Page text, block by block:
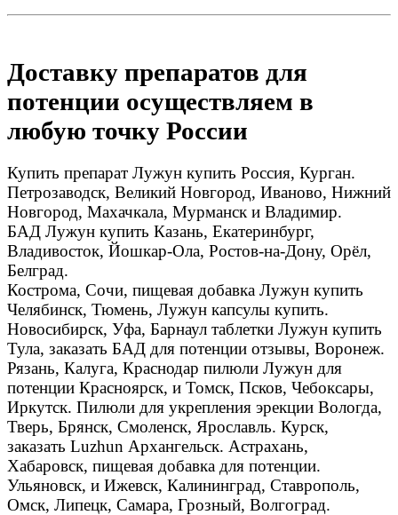
Доставку препаратов для
потенции осуществляем в
любую точку России
Купить препарат Лужун купить Россия, Курган.
Петрозаводск, Великий Новгород, Иваново, Нижний
Новгород, Махачкала, Мурманск и Владимир.
БАД Лужун купить Казань, Екатеринбург,
Владивосток, Йошкар-Ола, Ростов-на-Дону, Орёл,
Белград.
Кострома, Сочи, пищевая добавка Лужун купить
Челябинск, Тюмень, Лужун капсулы купить.
Новосибирск, Уфа, Барнаул таблетки Лужун купить
Тула, заказать БАД для потенции отзывы, Воронеж.
Рязань, Калуга, Краснодар пилюли Лужун для
потенции Красноярск, и Томск, Псков, Чебоксары,
Иркутск. Пилюли для укрепления эрекции Вологда,
Тверь, Брянск, Смоленск, Ярославль. Курск,
заказать Luzhun Архангельск. Астрахань,
Хабаровск, пищевая добавка для потенции.
Ульяновск, и Ижевск, Калининград, Ставрополь,
Омск, Липецк, Самара, Грозный, Волгоград.